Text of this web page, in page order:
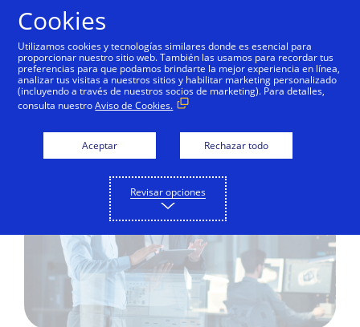
Publicaciones
Reglamentarias
Cookies
Utilizamos cookies y tecnologías similares donde es esencial para
proporcionar nuestro sitio web. También las usamos para recordar tus
preferencias para que podamos brindarte la mejor experiencia en línea,
analizar tus visitas a nuestros sitios y habilitar marketing personalizado
(incluyendo a través de nuestros socios de marketing). Para detalles,
consulta nuestroAviso de Cookies.
Aceptar Rechazar todo
Revisar opciones